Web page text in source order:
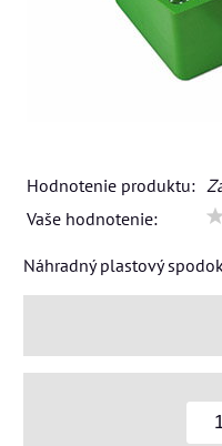
Hodnotenie produktu:
Vaše hodnotenie:
Náhradný plastový